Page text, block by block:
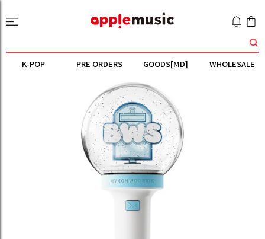
K-POP PRE ORDERS GOODS[MD] WHOLESALE